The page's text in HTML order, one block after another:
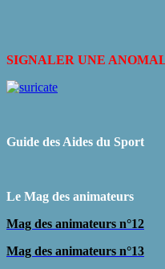
SIGNALER UNE
Guide des Aides du Sport
Le Mag des animateurs
Mag des animateurs n°12
Mag des animateurs n°13